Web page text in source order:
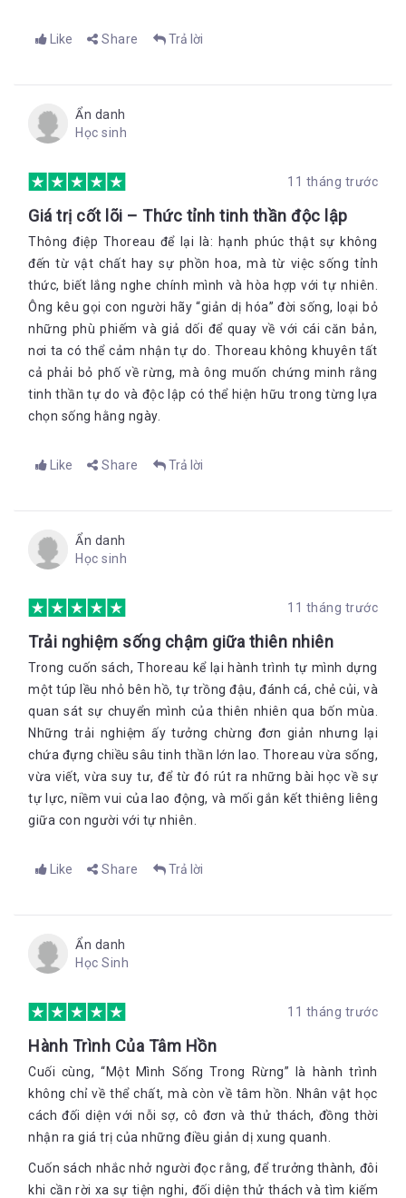
Like Share Trả lời
Ẩn danh
Học sinh
11 tháng trước
Giá trị cốt lõi – Thức tỉnh tinh thần độc lập
Thông điệp Thoreau để lại là: hạnh phúc thật sự không
đến từ vật chất hay sự phồn hoa, mà từ việc sống tỉnh
thức, biết lắng nghe chính mình và hòa hợp với tự nhiên.
Ông kêu gọi con người hãy “giản dị hóa” đời sống, loại bỏ
những phù phiếm và giả dối để quay về với cái căn bản,
nơi ta có thể cảm nhận tự do. Thoreau không khuyên tất
cả phải bỏ phố về rừng, mà ông muốn chứng minh rằng
tinh thần tự do và độc lập có thể hiện hữu trong từng lựa
chọn sống hằng ngày.
Like Share Trả lời
Ẩn danh
Học sinh
11 tháng trước
Trải nghiệm sống chậm giữa thiên nhiên
Trong cuốn sách, Thoreau kể lại hành trình tự mình dựng
một túp lều nhỏ bên hồ, tự trồng đậu, đánh cá, chẻ củi, và
quan sát sự chuyển mình của thiên nhiên qua bốn mùa.
Những trải nghiệm ấy tưởng chừng đơn giản nhưng lại
chứa đựng chiều sâu tinh thần lớn lao. Thoreau vừa sống,
vừa viết, vừa suy tư, để từ đó rút ra những bài học về sự
tự lực, niềm vui của lao động, và mối gắn kết thiêng liêng
giữa con người với tự nhiên.
Like Share Trả lời
Ẩn danh
Học Sinh
11 tháng trước
Hành Trình Của Tâm Hồn
Cuối cùng, “Một Mình Sống Trong Rừng” là hành trình
không chỉ về thể chất, mà còn về tâm hồn. Nhân vật học
cách đối diện với nỗi sợ, cô đơn và thử thách, đồng thời
nhận ra giá trị của những điều giản dị xung quanh.
Cuốn sách nhắc nhở người đọc rằng, để trưởng thành, đôi
khi cần rời xa sự tiện nghi, đối diện thử thách và tìm kiếm